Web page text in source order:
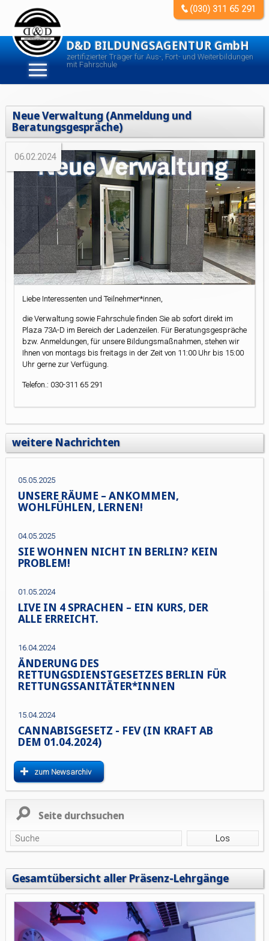
D&D BILDUNGSAGENTUR GmbH
zertifizierter Träger für Aus-, Fort- und Weiterbildungen
mit Fahrschule
(030) 311 65 291
Neue Verwaltung (Anmeldung und
Beratungsgespräche)
06.02.2024
Liebe Interessenten und Teilnehmer*innen,
die Verwaltung sowie Fahrschule finden Sie ab sofort direkt im
Plaza 73A-D im Bereich der Ladenzeilen. Für Beratungsgespräche
bzw. Anmeldungen, für unsere Bildungsmaßnahmen, stehen wir
Ihnen von montags bis freitags in der Zeit von 11:00 Uhr bis 15:00
Uhr gerne zur Verfügung.
Telefon.: 030-311 65 291
weitere Nachrichten
05.05.2025
UNSERE RÄUME – ANKOMMEN,
WOHLFÜHLEN, LERNEN!
04.05.2025
SIE WOHNEN NICHT IN BERLIN? KEIN
PROBLEM!
01.05.2024
LIVE IN 4 SPRACHEN – EIN KURS, DER
ALLE ERREICHT.
16.04.2024
ÄNDERUNG DES
RETTUNGSDIENSTGESETZES BERLIN FÜR
RETTUNGSSANITÄTER*INNEN
15.04.2024
CANNABISGESETZ - FEV (IN KRAFT AB
DEM 01.04.2024)
zum Newsarchiv
Seite durchsuchen
Gesamtübersicht aller Präsenz-Lehrgänge